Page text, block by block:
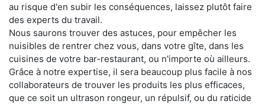
au risque d'en subir les conséquences, laissez plutôt faire
des experts du travail.
Nous saurons trouver des astuces, pour empêcher les
nuisibles de rentrer chez vous, dans votre gîte, dans les
cuisines de votre bar-restaurant, ou n'importe où ailleurs.
Grâce à notre expertise, il sera beaucoup plus facile à nos
collaborateurs de trouver les produits les plus efficaces,
que ce soit un ultrason rongeur, un répulsif, ou du raticide